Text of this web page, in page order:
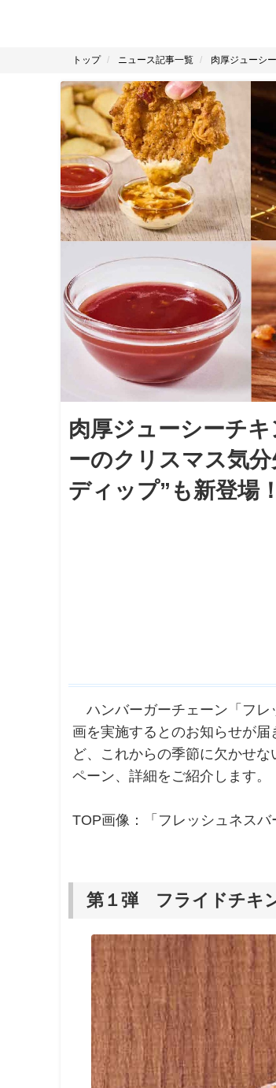
トップ ニュース記事一覧 肉厚ジューシ
肉厚ジューシーチ
ーのクリスマス気
ディップ”も新登場！
ハンバーガーチェーン「フレ
画を実施するとのお知らせが
ど、これからの季節に欠かせ
ペーン、詳細をご紹介します。
TOP画像：「フレッシュネス
第１弾 フライドチキ